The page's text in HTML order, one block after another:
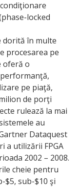
locked
dorită în multe
procesarea pe
oferă o
pe piaţă,
de porţi
rulează la mai
au
Dataquest
a utilizării FPGA
2002 – 2008.
cheie pentru
$5, sub-$10 şi